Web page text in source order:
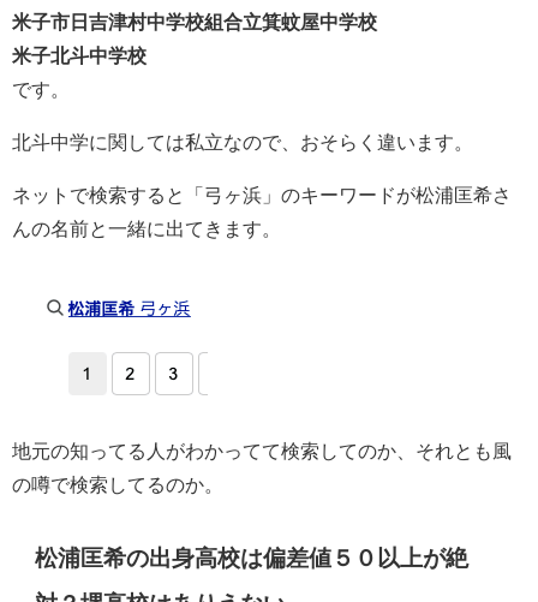
米子市日吉津村中学校組合立箕蚊屋中学校
米子北斗中学校
です。
北斗中学に関しては私立なので、おそらく違います。
ネットで検索すると「弓ヶ浜」のキーワードが松浦匡希さ
んの名前と一緒に出てきます。
地元の知ってる人がわかってて検索してのか、それとも風
の噂で検索してるのか。
松浦匡希の出身高校は偏差値５０以上が絶